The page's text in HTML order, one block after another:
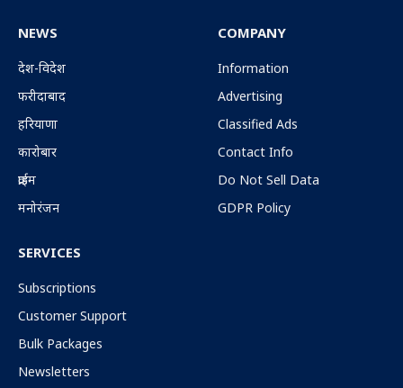
NEWS
देश-विदेश
फरीदाबाद
हरियाणा
कारोबार
क्राईम
मनोरंजन
COMPANY
Information
Advertising
Classified Ads
Contact Info
Do Not Sell Data
GDPR Policy
SERVICES
Subscriptions
Customer Support
Bulk Packages
Newsletters